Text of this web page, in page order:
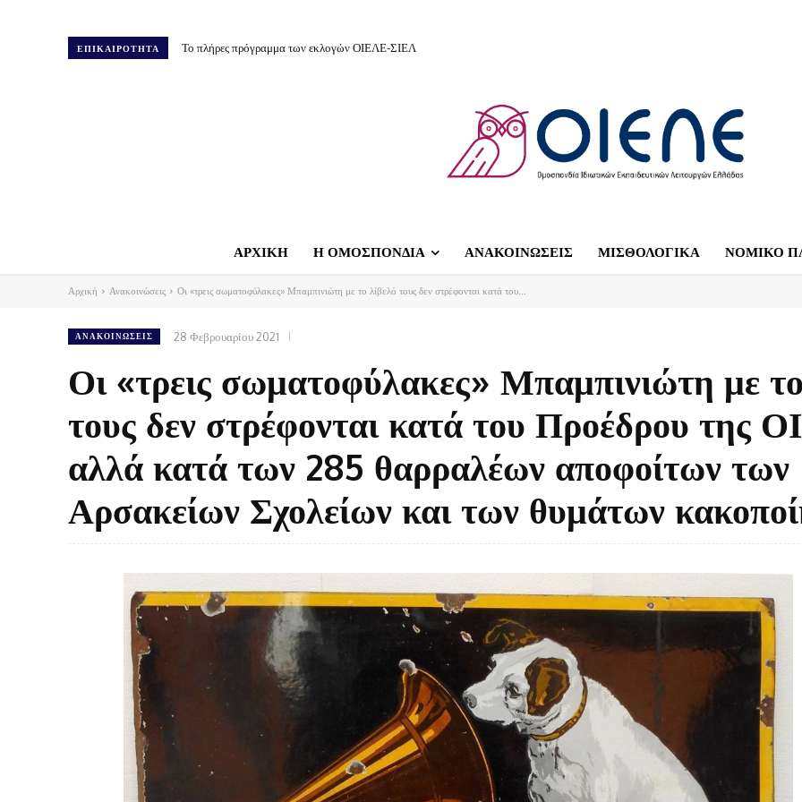
ΕΠΙΚΑΙΡΟΤΗΤΑ Το πλήρες πρόγραμμα των εκλογών ΟΙΕΛΕ-ΣΙΕΛ
ΑΡΧΙΚΗ Η ΟΜΟΣΠΟΝΔΙΑ ΑΝΑΚΟΙΝΩΣΕΙΣ ΜΙΣΘΟΛΟΓΙΚΑ ΝΟΜΙΚΟ
Αρχική Ανακοινώσεις Οι «τρεις σωματοφύλακες» Μπαμπινιώτη με το λίβελό τους δεν στρέφονται κατά του...
ΑΝΑΚΟΙΝΏΣΕΙΣ 28 Φεβρουαρίου 2021
Οι «τρεις σωματοφύλακες» Μπαμπινιώτη με
τους δεν στρέφονται κατά του Προέδρου της
αλλά κατά των 285 θαρραλέων αποφοίτων των
Αρσακείων Σχολείων και των θυμάτων